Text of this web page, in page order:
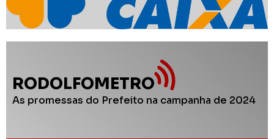
RODOLFOMETRO
As promessas do Prefeito na campanha de 2024